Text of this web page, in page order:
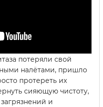
потеряли свой
налётами, пришло
протереть их
сияющую чистоту,
и